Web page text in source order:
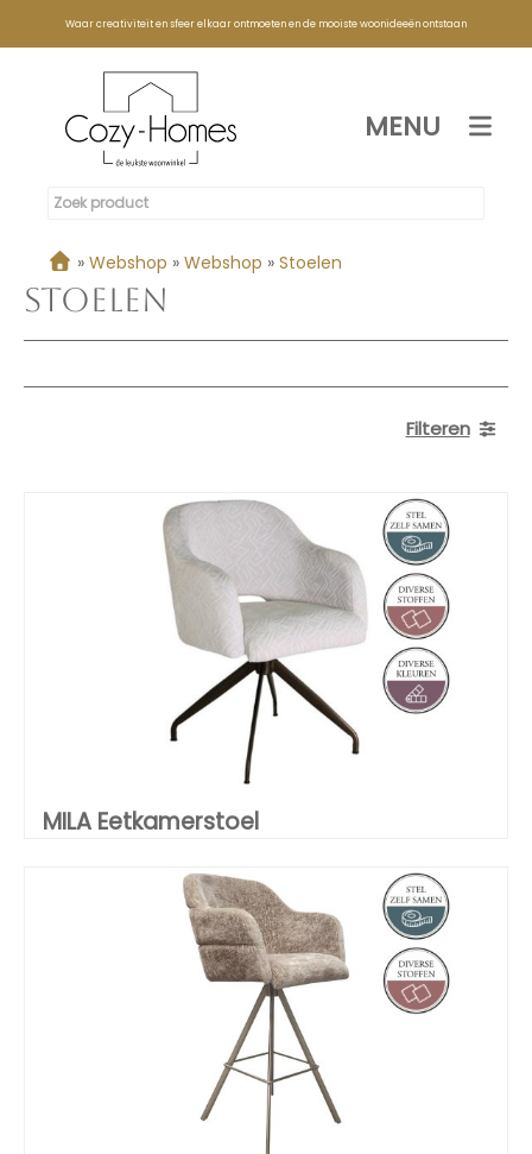
Waar creativiteit en sfeer elkaar ontmoeten en de mooiste woonideeën ontstaan
MENU
» Webshop » Webshop » Stoelen
Stoelen
Filteren
MILA Eetkamerstoel